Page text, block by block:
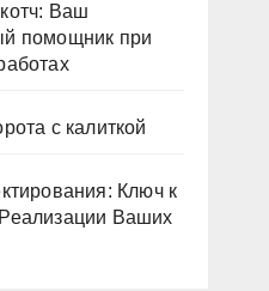
Ваш
помощник при
с калиткой
Ключ к
Ваших